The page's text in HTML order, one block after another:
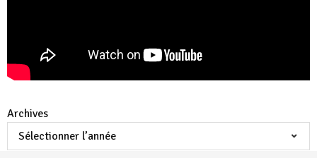
Archives